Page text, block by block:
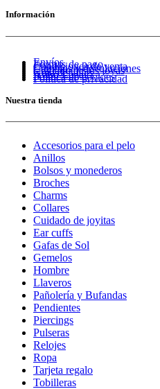
Información
Envíos
Formas de pago
Condiciones de venta
Cambios y devoluciones
Cuidado de tus joyas
Guía de tallas
Aviso Legal
Política de cookies
Política de privacidad
Nuestra tienda
Accesorios para el pelo
Anillos
Bolsos y monederos
Broches
Charms
Collares
Cuidado de joyitas
Ear cuffs
Gafas de Sol
Gemelos
Hombre
Llaveros
Pañolería y Bufandas
Pendientes
Piercings
Pulseras
Relojes
Ropa
Tarjeta regalo
Tobilleras